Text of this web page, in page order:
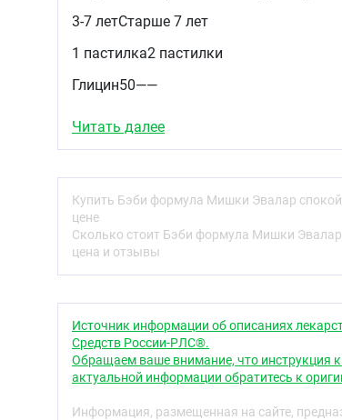
3-7 летСтарше 7 лет
1 пастилка2 пастилки
Глицин50——
Экстракт мяты15——
Экстракт мелиссы15——
Магний, не менее5——
Витамин В6, не менее10,54267
Описание
Неусидчивость, импульсивность,
обратить внимание. Специально для
жевательные пастилкиБэби Формула
Грамотно подобранные компоненты
усиленные натуральными
нормализующее действие на
нервной системе и способствуют:
Читать далее
Купить Бэби формула Мишки Эвалар
цене
Сколько стоит Бэби формула Мишки
цена и отзывы
Источник информации об описаниях
Средств России-РЛС®.
Обращаем ваше внимание, что инструкция
актуальной информации обратитесь к
Информация, размещенная на сайте,